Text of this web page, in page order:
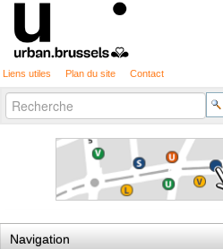
Liens utiles Plan du site Contact
Chercher par
Recherche
avancée…
Navigation